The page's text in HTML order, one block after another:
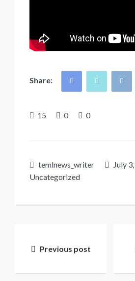
Share:
15 0 0
temlnews_writer
July
Uncategorized
navigation
Previous post